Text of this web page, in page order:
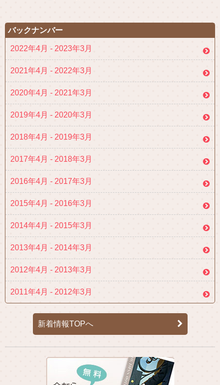
バックナンバー
2022年4月 - 2023年3月
2021年4月 - 2022年3月
2020年4月 - 2021年3月
2019年4月 - 2020年3月
2018年4月 - 2019年3月
2017年4月 - 2018年3月
2016年4月 - 2017年3月
2015年4月 - 2016年3月
2014年4月 - 2015年3月
2013年4月 - 2014年3月
2012年4月 - 2013年3月
2011年4月 - 2012年3月
新着情報TOPへ